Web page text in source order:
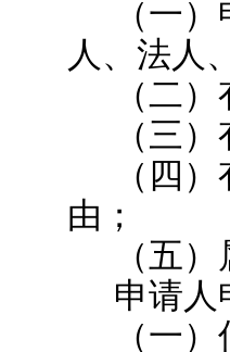
（一
人、法人
（二
（三
（四
由；
（五
申请人
（一